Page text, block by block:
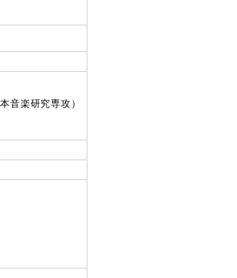
音楽研究専攻）